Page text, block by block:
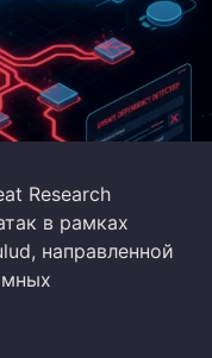
Research
в рамках
направленной